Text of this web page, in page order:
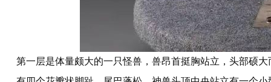
第一层是体量颇大的一只怪兽，兽昂首挺胸站立，头部硕